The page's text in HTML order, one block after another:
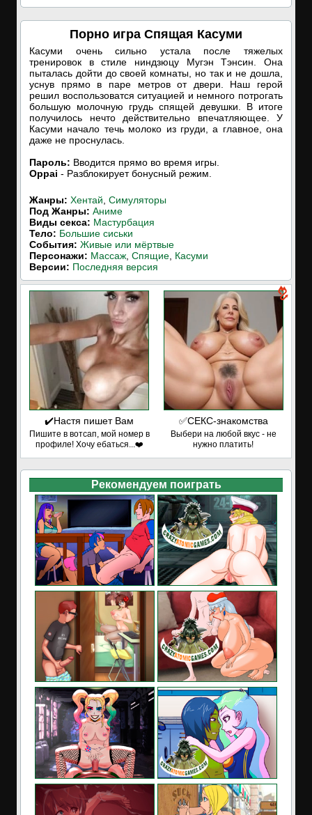
Порно игра Спящая Касуми
Касуми очень сильно устала после тяжелых
тренировок в стиле ниндзюцу Мугэн Тэнсин. Она
пыталась дойти до своей комнаты, но так и не дошла,
уснув прямо в паре метров от двери. Наш герой
решил воспользоватся ситуацией и немного потрогать
большую молочную грудь спящей девушки. В итоге
получилось нечто действительно впечатляющее. У
Касуми начало течь молоко из груди, а главное, она
даже не проснулась.
Пароль: Вводится прямо во время игры.
Oppai - Разблокирует бонусный режим.
Жанры: Хентай Симуляторы
Под Жанры: Аниме
Виды секса: Мастурбация
Тело: Большие сиськи
События: Живые или мёртвые
Персонажи: Массаж Спящие Касуми
Версии: Последняя версия
✔️Настя пишет Вам
Пишите в вотсап, мой номер в
профиле! Хочу ебаться...❤️
✅СЕКС-знакомства
Выбери на любой вкус - не
нужно платить!
Рекомендуем поиграть